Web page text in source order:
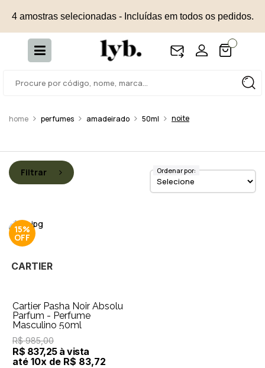
4 amostras selecionadas - Incluídas em todos os pedidos.
perfumes amadeirado 50ml noite
Filtrar Ordenar por:
15%
CARTIER
Cartier Pasha Noir Absolu
Parfum - Perfume
Masculino 50ml
R$ 985,00
R$ 837,25 à vista
até 10x de R$ 83,72